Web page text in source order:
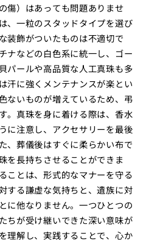
傷）はあっても問題ありませ
、一粒のスタッドタイプを選び
装飾がついたものは不適切で
ナなどの白色系に統一し、ゴー
パールや高品質な人工真珠も多
汗に強くメンテナンスが楽とい
ないものが増えているため、弔
。真珠を身に着ける際は、香水
に注意し、アクセサリーを最後
、葬儀後はすぐに柔らかい布で
を長持ちさせることができま
ことは、形式的なマナーを守る
する謙虚な気持ちと、遺族に対
に他なりません。一つひとつの
ちが受け継いできた深い意味が
理解し、実践することで、心か